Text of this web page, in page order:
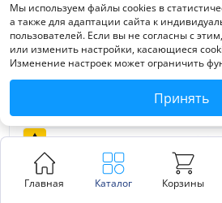
Посмотреть В
Главная Каталог Корзины
Мы используем файлы cookies в
а также для адаптации сайта к
пользователей. Если вы не согласны с
или изменить настройки, касающиеся
Изменение настроек может ограничить
Принять